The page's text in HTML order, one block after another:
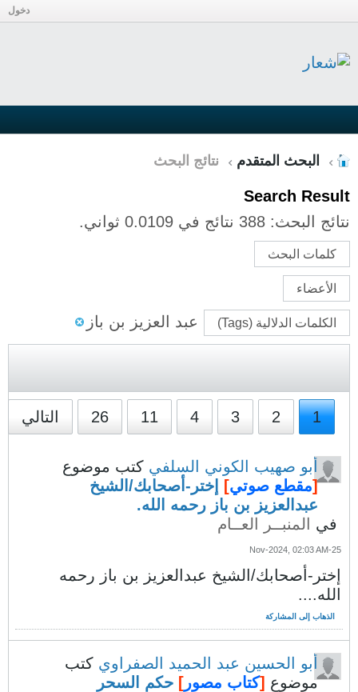
دخول
البحث المتقدم نتائج البحث
Search Result
نتائج البحث:
كلمات البحث
الأعضاء
الكلمات الدلالية (Tags) عبد العزيز بن باز
1
2
3
4
11
26 التالي
أبو صهيب الكوني السلفي كتب موضوع
[مقطع صوتي]
إختر-أصحابك/الشيخ
عبدالعزيز بن باز رحمه الله.
في
المنبــر العــام
25-Nov-2024, 02:03 AM
إختر-أصحابك/الشيخ عبدالعزيز بن باز رحمه
الله....
الذهاب إلى المشاركة
أبو الحسين عبد الحميد الصفراوي كتب
موضوع [كتاب مصور ] حكم السحر